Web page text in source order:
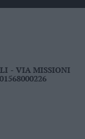
- VIA MISSIONI